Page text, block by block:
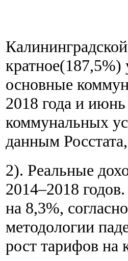
кратное(187,5%)
основные
2018 года и
коммунальных
данным
2). Реальные
2014–2018
на 8,3%,
методологии
рост тарифов на